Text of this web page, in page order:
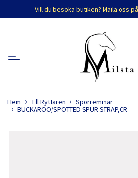
Vill du besöka butiken? Maila oss på
Hem Till Ryttaren
Sporremmar
BUCKAROO/SPOTTED SPUR STRAP,CR